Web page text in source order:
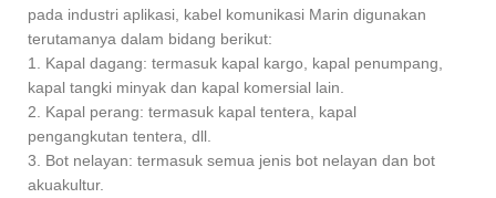
pada industri aplikasi, kabel komunikasi Marin digunakan
terutamanya dalam bidang berikut:
1. Kapal dagang: termasuk kapal kargo, kapal penumpang,
kapal tangki minyak dan kapal komersial lain.
2. Kapal perang: termasuk kapal tentera, kapal
pengangkutan tentera, dll.
3. Bot nelayan: termasuk semua jenis bot nelayan dan bot
akuakultur.